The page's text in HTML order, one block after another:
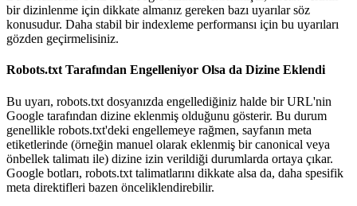
bir dizinlenme için dikkate almanız gereken bazı uyarılar söz
konusudur. Daha stabil bir indexleme performansı için bu uyarıları
gözden geçirmelisiniz.
Robots.txt Tarafından Engelleniyor Olsa da Dizine Eklendi
Bu uyarı, robots.txt dosyanızda engellediğiniz halde bir URL'nin
Google tarafından dizine eklenmiş olduğunu gösterir. Bu durum
genellikle robots.txt'deki engellemeye rağmen, sayfanın meta
etiketlerinde (örneğin manuel olarak eklenmiş bir canonical veya
önbellek talimatı ile) dizine izin verildiği durumlarda ortaya çıkar.
Google botları, robots.txt talimatlarını dikkate alsa da, daha spesifik
meta direktifleri bazen önceliklendirebilir.